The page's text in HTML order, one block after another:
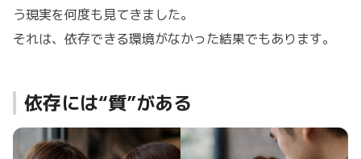
う現実を何度も見てきました。
それは、依存できる環境がなかった結果でもあります。
依存には“質”がある